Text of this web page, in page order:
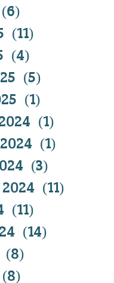
(6)
(11)
(4)
(5)
(1)
(1)
(1)
(3)
2024 (11)
(11)
(14)
(8)
(8)